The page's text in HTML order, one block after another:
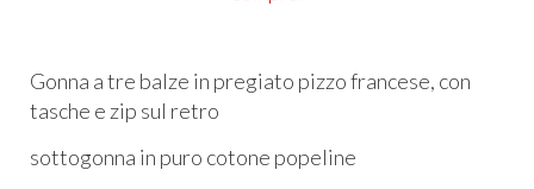
Gonna a tre balze in pregiato pizzo francese, con
tasche e zip sul retro
sottogonna in puro cotone popeline